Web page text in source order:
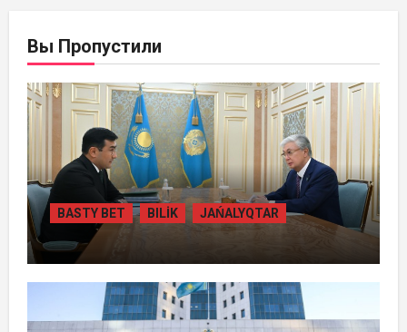
Вы Пропустили
BASTY BET BILİK JAŃALYQTAR
ПРЕЗИДЕНТ «БӘЙТЕРЕК» ХОЛДИНГІНІҢ
БАСШЫСЫН ҚАБЫЛДАДЫ